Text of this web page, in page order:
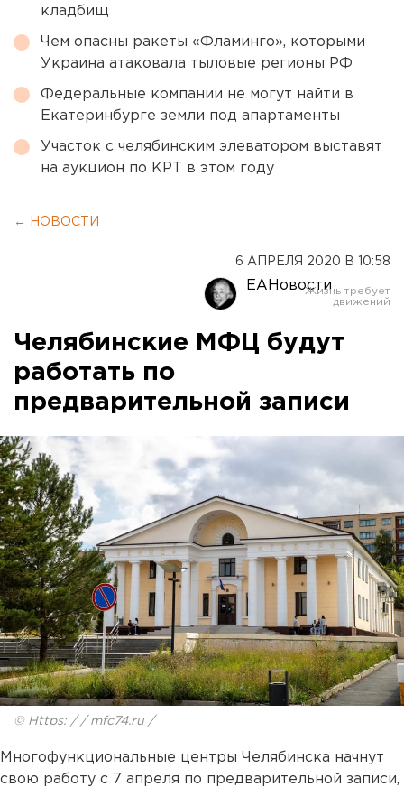
кладбищ
Чем опасны ракеты «Фламинго», которыми
Украина атаковала тыловые регионы РФ
Федеральные компании не могут найти в
Екатеринбурге земли под апартаменты
Участок с челябинским элеватором выставят
на аукцион по КРТ в этом году
← НОВОСТИ
6 АПРЕЛЯ 2020 В 10:58
ЕАНовости
Челябинские МФЦ будут
работать по
предварительной записи
© Https: / / mfc74.ru /
Многофункциональные центры Челябинска начнут
свою работу с 7 апреля по предварительной записи,